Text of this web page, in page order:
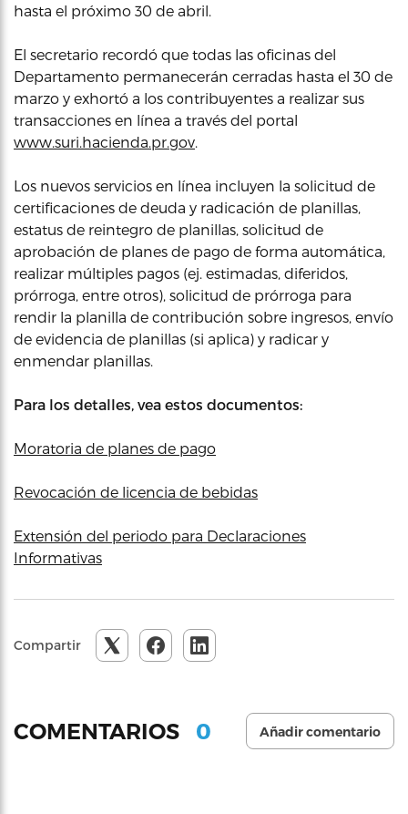
hasta el próximo 30 de abril.
El secretario recordó que todas las oficinas del
Departamento permanecerán cerradas hasta el 30 de
marzo y exhortó a los contribuyentes a realizar sus
transacciones en línea a través del portal
www.suri.hacienda.pr.gov.
Los nuevos servicios en línea incluyen la solicitud de
certificaciones de deuda y radicación de planillas,
estatus de reintegro de planillas, solicitud de
aprobación de planes de pago de forma automática,
realizar múltiples pagos (ej. estimadas, diferidos,
prórroga, entre otros), solicitud de prórroga para
rendir la planilla de contribución sobre ingresos, envío
de evidencia de planillas (si aplica) y radicar y
enmendar planillas.
Para los detalles, vea estos documentos:
Moratoria de planes de pago
Revocación de licencia de bebidas
Extensión del periodo para Declaraciones
Informativas
Compartir
COMENTARIOS 0 Añadir comentario